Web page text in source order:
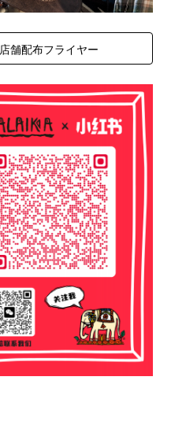
店舗配布フライヤー